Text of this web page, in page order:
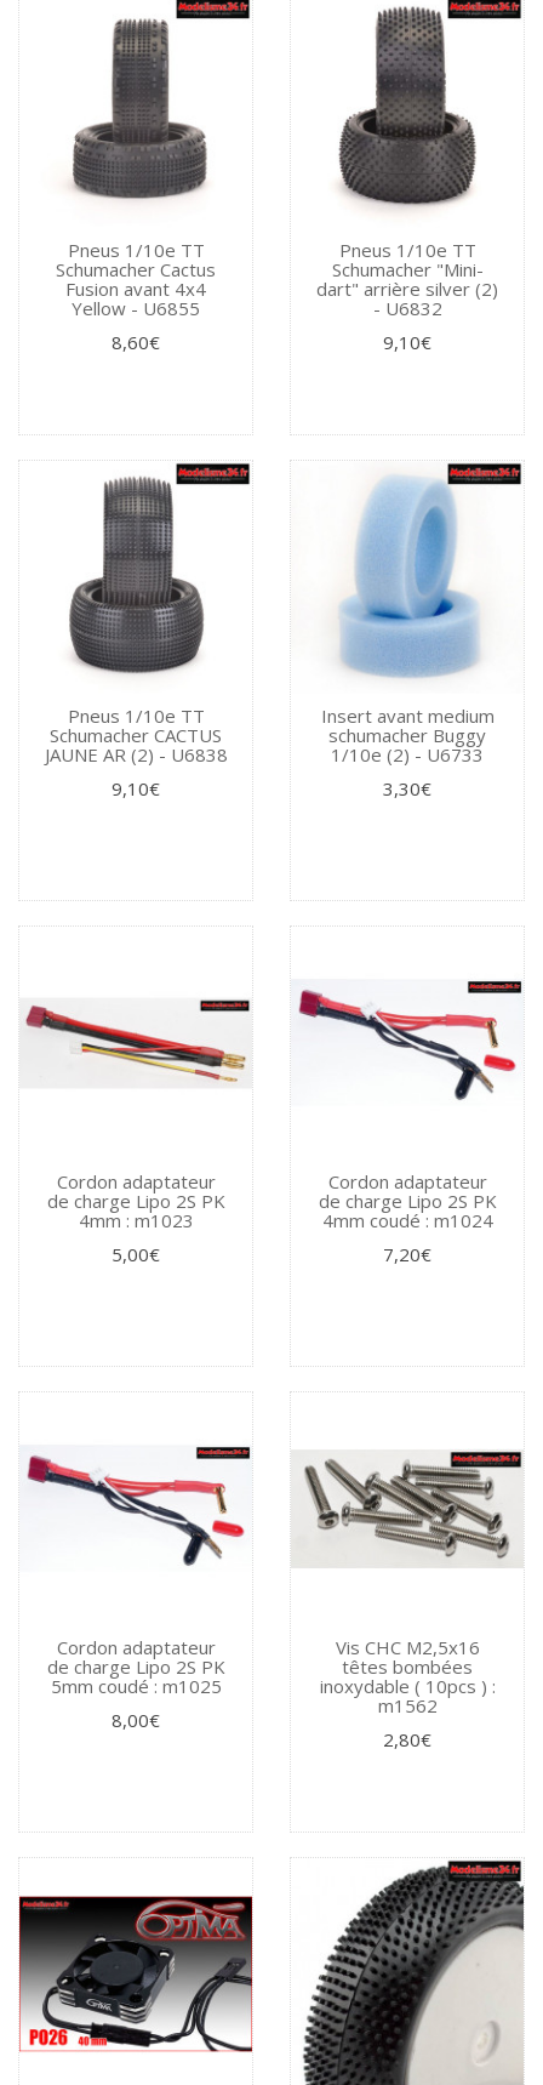
Pneus 1/10e TT
Schumacher Cactus
Fusion avant 4x4
Yellow - U6855
8,60€
Pneus 1/10e TT
Schumacher "Mini-
dart" arrière silver (2)
- U6832
9,10€
Pneus 1/10e TT
Schumacher CACTUS
JAUNE AR (2) - U6838
9,10€
Insert avant medium
schumacher Buggy
1/10e (2) - U6733
3,30€
Cordon adaptateur
de charge Lipo 2S PK
4mm : m1023
5,00€
Cordon adaptateur
de charge Lipo 2S PK
4mm coudé : m1024
7,20€
Cordon adaptateur
de charge Lipo 2S PK
5mm coudé : m1025
8,00€
Vis CHC M2,5x16
têtes bombées
inoxydable ( 10pcs ) :
m1562
2,80€